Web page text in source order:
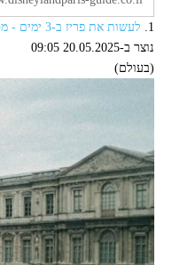
1.
לעשות את פריז ב-3 ימים - מסלול שהמומחים ממליצים
נוצר ב-20.05.2025 09:05
(בעולם)